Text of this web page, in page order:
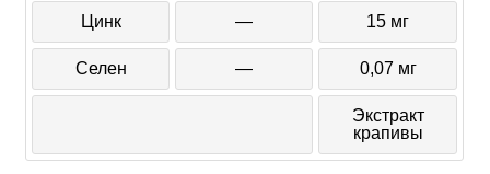
Цинк — 15 мг
Селен — 0,07 мг
Экстракт
крапивы